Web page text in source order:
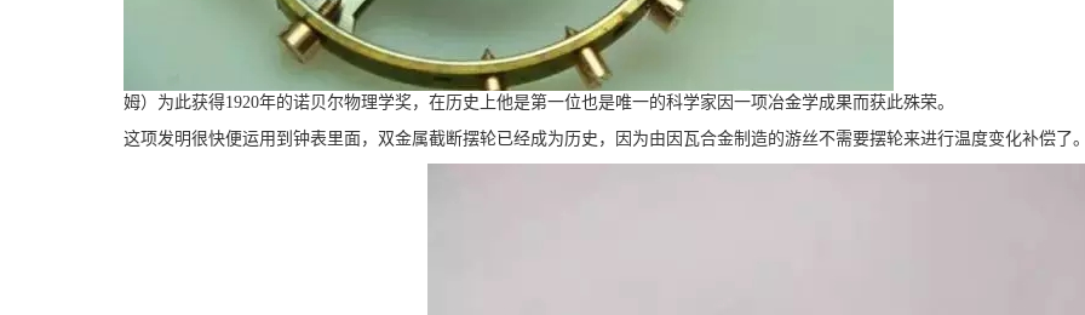
姆）为此获得1920年的诺贝尔物理学奖，在历史上他是第一位也是唯一的科学家因一项冶金学成果而获此殊荣。
这项发明很快便运用到钟表里面，双金属截断摆轮已经成为历史，因为由因瓦合金制造的游丝不需要摆轮来进行温度变化补偿了